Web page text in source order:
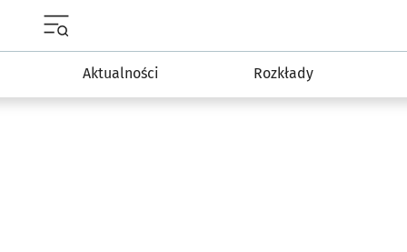
Aktualności Rozkłady